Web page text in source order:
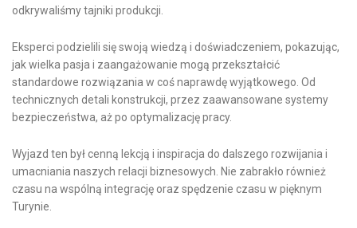
odkrywaliśmy tajniki produkcji.
Eksperci podzielili się swoją wiedzą i doświadczeniem, pokazując,
jak wielka pasja i zaangażowanie mogą przekształcić
standardowe rozwiązania w coś naprawdę wyjątkowego. Od
technicznych detali konstrukcji, przez zaawansowane systemy
bezpieczeństwa, aż po optymalizację pracy.
Wyjazd ten był cenną lekcją i inspiracja do dalszego rozwijania i
umacniania naszych relacji biznesowych. Nie zabrakło również
czasu na wspólną integrację oraz spędzenie czasu w pięknym
Turynie.